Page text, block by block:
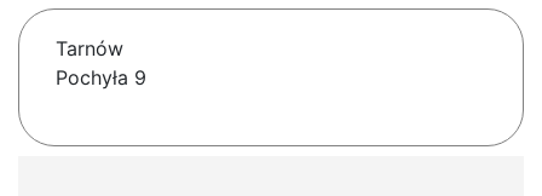
Tarnów
Pochyła 9